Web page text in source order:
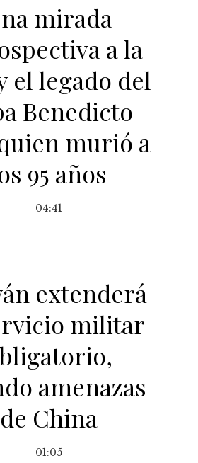
mirada
a la
el legado del
Benedicto
murió a
95 años
04:41
extenderá
militar
amenazas
de China
01:05